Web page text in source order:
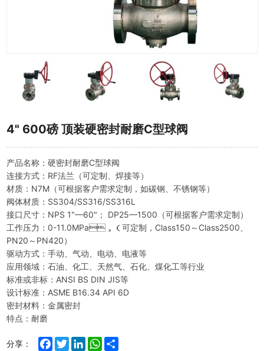
4" 600磅 顶装硬密封耐磨C型球阀
产品名称：硬密封耐磨C型球阀
连接方式：RF法兰（可定制、焊接等）
材质：N7M（可根据客户需求定制，如碳钢、不锈钢等）
阀体材质：SS304/SS316/SS316L
接口尺寸：NPS 1"—60"； DP25—1500（可根据客户需求定制）
工作压力：0-11.0MPa，（可定制，Class150～Class2500、
PN20～PN420）
驱动方式：手动、气动、电动、电液等
应用领域：石油、化工、天然气、石化、煤化工等行业
标准或非标：ANSI BS DIN JIS等
设计标准：ASME B16.34 API 6D
密封材料：金属密封
特点：耐磨
分享： Facebook
TwitterLinkedInWhatsApp
Share